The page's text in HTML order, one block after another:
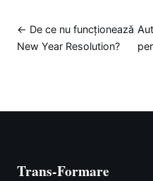
← De ce nu funcționează
New Year Resolution?
Trans-Formare